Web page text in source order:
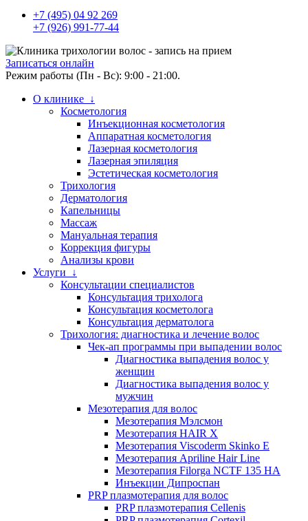
+7 (495) 04 92 269
+7 (926) 991-77-44
Записаться онлайн
Режим работы (Пн - Вс): 9:00 - 21:00.
О клинике ↓
Косметология
Инъекционная косметология
Аппаратная косметология
Лазерная косметология
Лазерная эпиляция
Эстетическая косметология
Трихология
Дерматология
Капельницы
Массаж
Мануальная терапия
Коррекция фигуры
Анализы крови
Услуги ↓
Консультации специалистов
Консультация трихолога
Консультация косметолога
Консультация дерматолога
Трихология: диагностика и лечение волос
Чек-ап программы при выпадении волос
Диагностика выпадения волос у
женщин
Диагностика выпадения волос у
мужчин
Мезотерапия для волос
Мезотерапия Мэлсмон
Мезотерапия HAIR X
Мезотерапия Viscoderm Skinko E
Мезотерапия Apriline Hair Line
Мезотерапия Filorga NCTF 135 HA
Инъекции Дипроспан
PRP плазмотерапия для волос
PRP плазмотерапия Cellenis